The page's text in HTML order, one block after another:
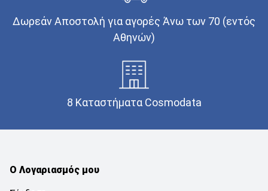
Δωρεάν Αποστολή για αγορές Άνω των 70 (εντός
Αθηνών)
8 Καταστήματα Cosmodata
Ο Λογαριασμός μου